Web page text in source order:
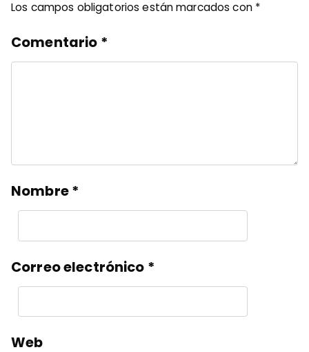
Los campos obligatorios están marcados con *
Comentario *
Nombre*
Correo electrónico *
Web